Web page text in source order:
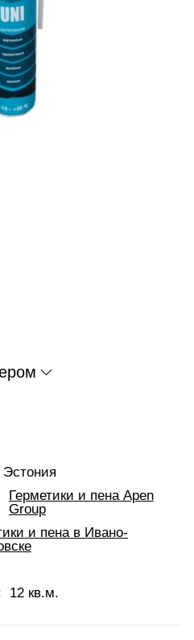
Эстония
Герметики и пена Apen
Group
и пена в Ивано-
12 кв.м.